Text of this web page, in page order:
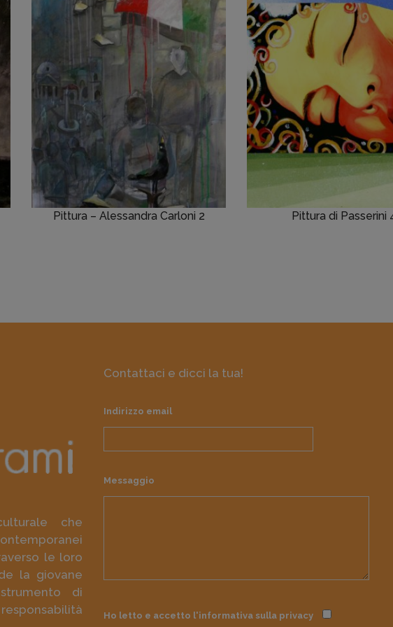
Pittura – Alessandra Carloni 2 Pittura di Passerini
che
le loro
la giovane
di
Contattaci e dicci la tua!
Indirizzo email
Messaggio
Ho letto e accetto l'informativa sulla privacy